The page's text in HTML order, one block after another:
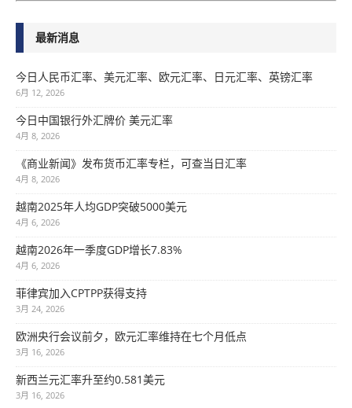
最新消息
今日人民币汇率、美元汇率、欧元汇率、日元汇率、英镑汇率
6月 12, 2026
今日中国银行外汇牌价 美元汇率
4月 8, 2026
《商业新闻》发布货币汇率专栏，可查当日汇率
4月 8, 2026
越南2025年人均GDP突破5000美元
4月 6, 2026
越南2026年一季度GDP增长7.83%
4月 6, 2026
菲律宾加入CPTPP获得支持
3月 24, 2026
欧洲央行会议前夕，欧元汇率维持在七个月低点
3月 16, 2026
新西兰元汇率升至约0.581美元
3月 16, 2026